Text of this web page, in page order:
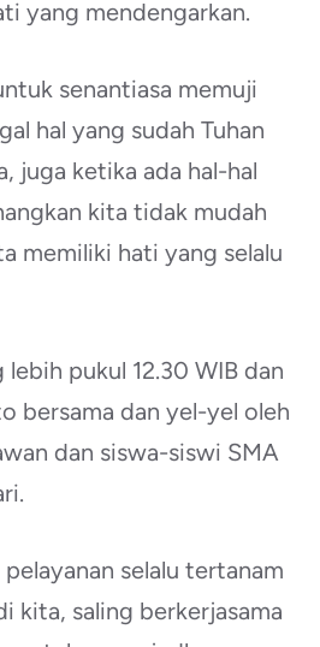
yang mendengarkan.
senantiasa memuji
hal yang sudah Tuhan
juga ketika ada hal-hal
kita tidak mudah
memiliki hati yang selalu
lebih pukul 12.30 WIB dan
bersama dan yel-yel oleh
dan siswa-siswi SMA
selalu tertanam
kita, saling berkerjasama